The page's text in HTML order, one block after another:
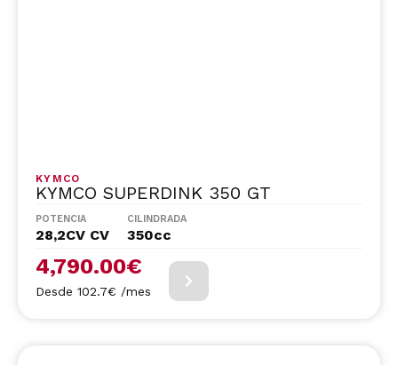
KYMCO
KYMCO SUPERDINK 350 GT
POTENCIA
28,2CV CV
CILINDRADA
350cc
4,790.00€
Desde 102.7€ /mes